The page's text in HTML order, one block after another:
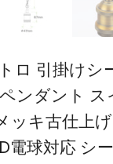
ロ 引掛けシ
ンダント
ッキ古仕上
電球対応 シ